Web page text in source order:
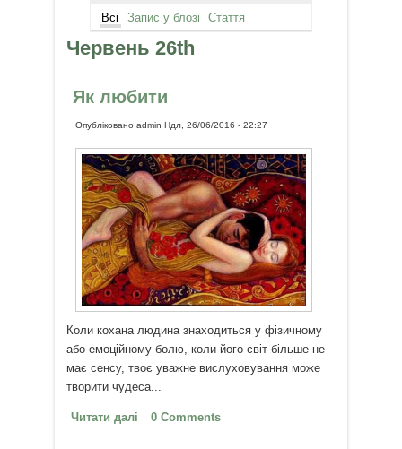
Всі
Запис у блозі Стаття
Червень 26th
Як любити
Опублікованоadmin Ндл, 26/06/2016 - 22:27
Коли кохана людина знаходиться у фізичному
або емоційному болю, коли його світ більше не
має сенсу, твоє уважне вислуховування може
творити чудеса...
Читати далі про Як любити
0 Comments